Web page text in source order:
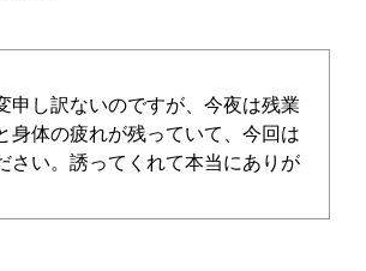
申し訳ないのですが、今夜は残業
身体の疲れが残っていて、今回は
さい。誘ってくれて本当にありが